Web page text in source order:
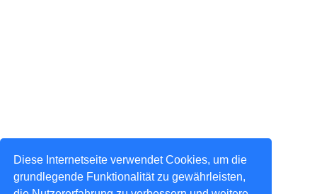
Diese Internetseite verwendet Cookies, um die
grundlegende Funktionalität zu gewährleisten,